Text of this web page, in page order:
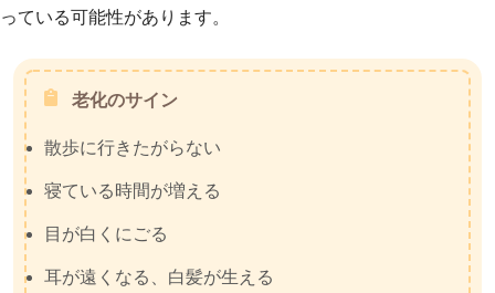
っている可能性があります。
老化のサイン
散歩に行きたがらない
寝ている時間が増える
目が白くにごる
耳が遠くなる、白髪が生える